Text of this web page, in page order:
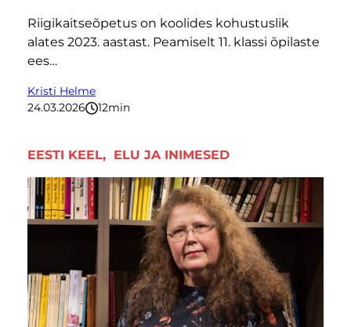
Riigikaitseõpetus on koolides kohustuslik
alates 2023. aastast. Peamiselt 11. klassi õpilaste
ees…
Kristi Helme
24.03.2026
12minutit
EESTI KEEL, ELU JA INIMESED